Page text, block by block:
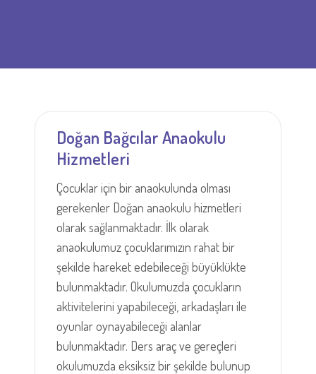
Doğan Bağcılar Anaokulu
Hizmetleri
Çocuklar için bir anaokulunda olması
gerekenler Doğan anaokulu hizmetleri
olarak sağlanmaktadır. İlk olarak
anaokulumuz çocuklarımızın rahat bir
şekilde hareket edebileceği büyüklükte
bulunmaktadır. Okulumuzda çocukların
aktivitelerini yapabileceği, arkadaşları ile
oyunlar oynayabileceği alanlar
bulunmaktadır. Ders araç ve gereçleri
okulumuzda eksiksiz bir şekilde bulunup